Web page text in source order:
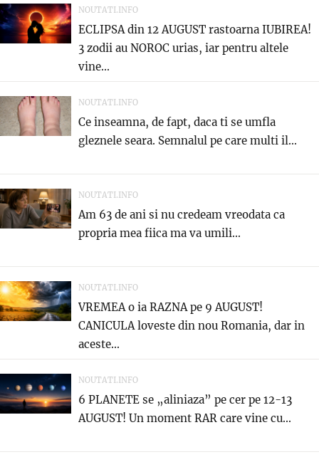
NOUTATI.INFO
ECLIPSA din 12 AUGUST rastoarna IUBIREA!
3 zodii au NOROC urias, iar pentru altele
vine...
NOUTATI.INFO
Ce inseamna, de fapt, daca ti se umfla
gleznele seara. Semnalul pe care multi il...
NOUTATI.INFO
Am 63 de ani si nu credeam vreodata ca
propria mea fiica ma va umili...
NOUTATI.INFO
VREMEA o ia RAZNA pe 9 AUGUST!
CANICULA loveste din nou Romania, dar in
aceste...
NOUTATI.INFO
6 PLANETE se „aliniaza” pe cer pe 12-13
AUGUST! Un moment RAR care vine cu...